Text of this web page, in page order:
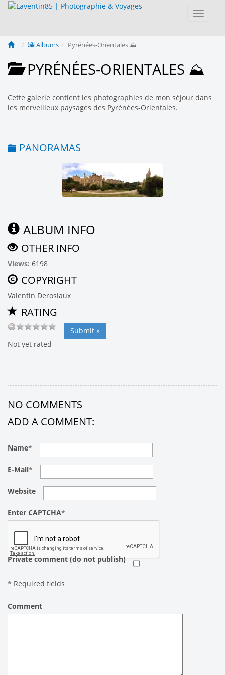
Toggle
🌇 Albums Pyrénées-Orientales ⛰️
PYRÉNÉES-ORIENTALES ⛰️
Cette galerie contient les photographies de mon séjour dans
les merveilleux paysages des Pyrénées-Orientales.
PANORAMAS
ALBUM INFO
OTHER INFO
Views: 6198
COPYRIGHT
Valentin Derosiaux
RATING
Not yet rated
NO COMMENTS
ADD A COMMENT:
Name*
E-Mail*
Website
Enter CAPTCHA*
Private comment (do not publish)
* Required fields
Comment